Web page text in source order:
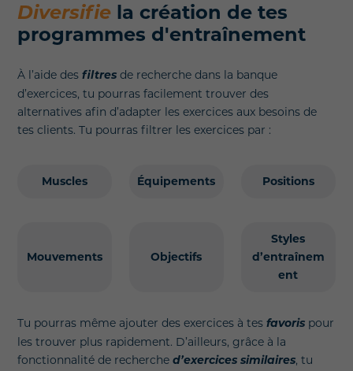
Diversifie la création de tes
programmes d'entraînement
À l’aide desfiltres de recherche dans la banque
d’exercices, tu pourras facilement trouver des
alternatives afin d’adapter les exercices aux besoins de
tes clients. Tu pourras filtrer les exercices par :
Muscles Équipements Positions
Mouvements Objectifs
Styles
d’entraînem
ent
Tu pourras même ajouter des exercices à tesfavoris pour
les trouver plus rapidement. D’ailleurs, grâce à la
fonctionnalité de recherched’exercices similaires, tu